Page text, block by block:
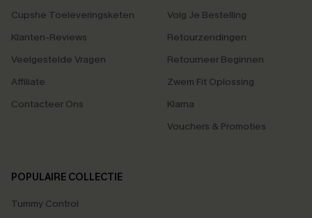
Cupshe Toeleveringsketen
Klanten-Reviews
Veelgestelde Vragen
Affiliate
Contacteer Ons
Volg Je Bestelling
Retourzendingen
Retourneer Beginnen
Zwem Fit Oplossing
Klarna
Vouchers & Promoties
POPULAIRE COLLECTIE
Tummy Control